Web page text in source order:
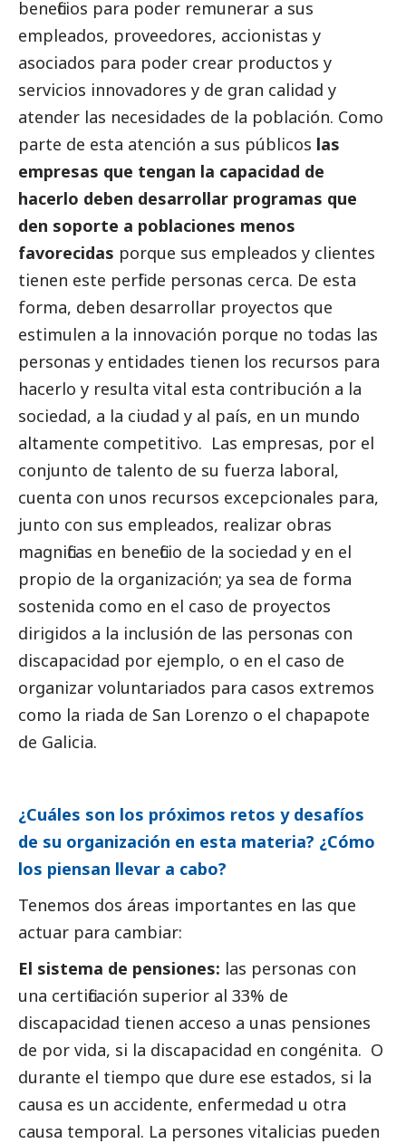
beneficios para poder remunerar a sus
empleados, proveedores, accionistas y
asociados para poder crear productos y
servicios innovadores y de gran calidad y
atender las necesidades de la población. Como
parte de esta atención a sus públicos las
empresas que tengan la capacidad de
hacerlo deben desarrollar programas que
den soporte a poblaciones menos
favorecidas porque sus empleados y clientes
tienen este perfil de personas cerca. De esta
forma, deben desarrollar proyectos que
estimulen a la innovación porque no todas las
personas y entidades tienen los recursos para
hacerlo y resulta vital esta contribución a la
sociedad, a la ciudad y al país, en un mundo
altamente competitivo. Las empresas, por el
conjunto de talento de su fuerza laboral,
cuenta con unos recursos excepcionales para,
junto con sus empleados, realizar obras
magnificas en beneficio de la sociedad y en el
propio de la organización; ya sea de forma
sostenida como en el caso de proyectos
dirigidos a la inclusión de las personas con
discapacidad por ejemplo, o en el caso de
organizar voluntariados para casos extremos
como la riada de San Lorenzo o el chapapote
de Galicia.
¿Cuáles son los próximos retos y desafíos
de su organización en esta materia? ¿Cómo
los piensan llevar a cabo?
Tenemos dos áreas importantes en las que
actuar para cambiar:
El sistema de pensiones: las personas con
una certificación superior al 33% de
discapacidad tienen acceso a unas pensiones
de por vida, si la discapacidad en congénita. O
durante el tiempo que dure ese estados, si la
causa es un accidente, enfermedad u otra
causa temporal. La persones vitalicias pueden